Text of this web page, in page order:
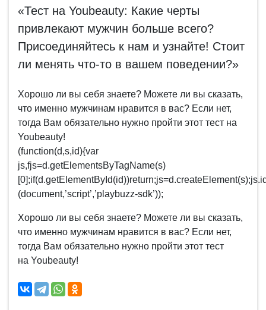
«Тест на Youbeauty: Какие черты
привлекают мужчин больше всего?
Присоединяйтесь к нам и узнайте! Стоит
ли менять что-то в вашем поведении?»
Хорошо ли вы себя знаете? Можете ли вы сказать,
что именно мужчинам нравится в вас? Если нет,
тогда Вам обязательно нужно пройти этот тест на
Youbeauty!
(function(d,s,id){var
js,fjs=d.getElementsByTagName(s)
(document,’script’,’playbuzz-sdk’));
Хорошо ли вы себя знаете? Можете ли вы сказать,
что именно мужчинам нравится в вас? Если нет,
тогда Вам обязательно нужно пройти этот тест
на Youbeauty!